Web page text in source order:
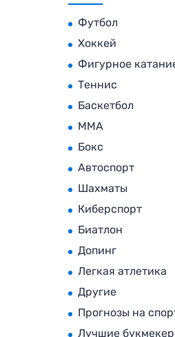
Футбол
Хоккей
Фигурное
Теннис
Баскетбол
MMA
Бокс
Автоспорт
Шахматы
Киберспорт
Биатлон
Допинг
Легкая атлетика
Другие
Прогнозы на
Лучшие